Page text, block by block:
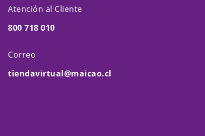
Atención al Cliente
800 718 010
Correo
tiendavirtual@maicao.cl